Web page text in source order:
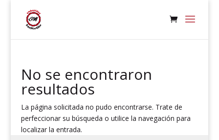
No se encontraron
resultados
La página solicitada no pudo encontrarse. Trate de
perfeccionar su búsqueda o utilice la navegación para
localizar la entrada.